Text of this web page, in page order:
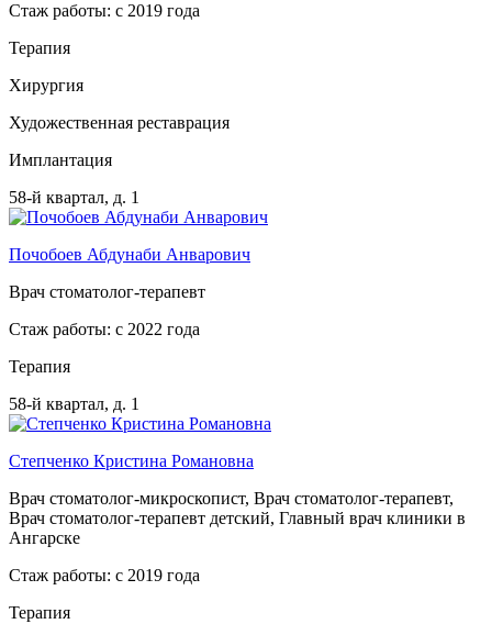
Стаж работы: с 2019 года
Терапия
Хирургия
Художественная реставрация
Имплантация
58-й квартал, д. 1
Почобоев Абдунаби Анварович
Врач стоматолог-терапевт
Стаж работы: с 2022 года
Терапия
58-й квартал, д. 1
Степченко Кристина Романовна
Врач стоматолог-микроскопист, Врач стоматолог-терапевт,
Врач стоматолог-терапевт детский, Главный врач клиники в
Ангарске
Стаж работы: с 2019 года
Терапия